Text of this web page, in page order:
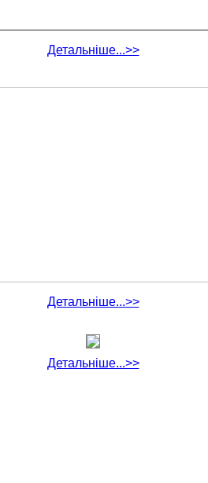
Детальніше...>>
Детальніше...>>
Детальніше...>>